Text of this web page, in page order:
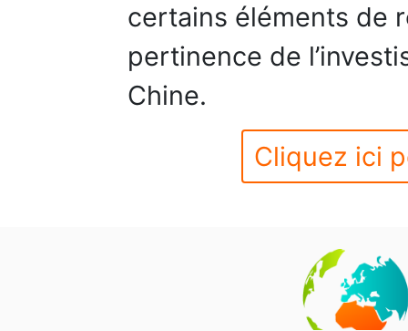
certains éléments de
pertinence de
Chine.
Cliquez ici